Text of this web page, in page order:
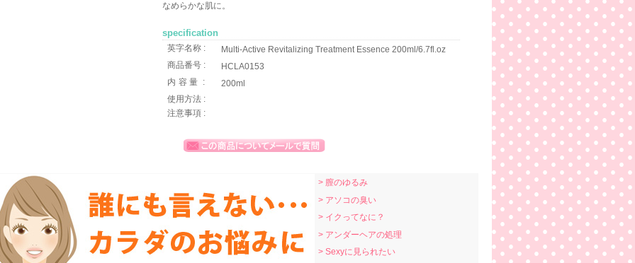
なめらかな肌に。
specification
英字名称 :
Multi-Active Revitalizing Treatment Essence 200ml/6.7fl.oz
商品番号 :
HCLA0153
内容量 :
200ml
使用方法 :
注意事項 :
> 膣のゆるみ
> アソコの臭い
> イクってなに？
> アンダーヘアの処理
> Sexyに見られたい